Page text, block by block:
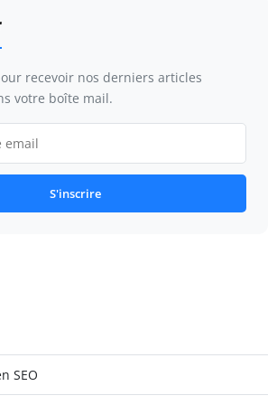
recevoir nos derniers articles
votre boîte mail.
S'inscrire
SEO